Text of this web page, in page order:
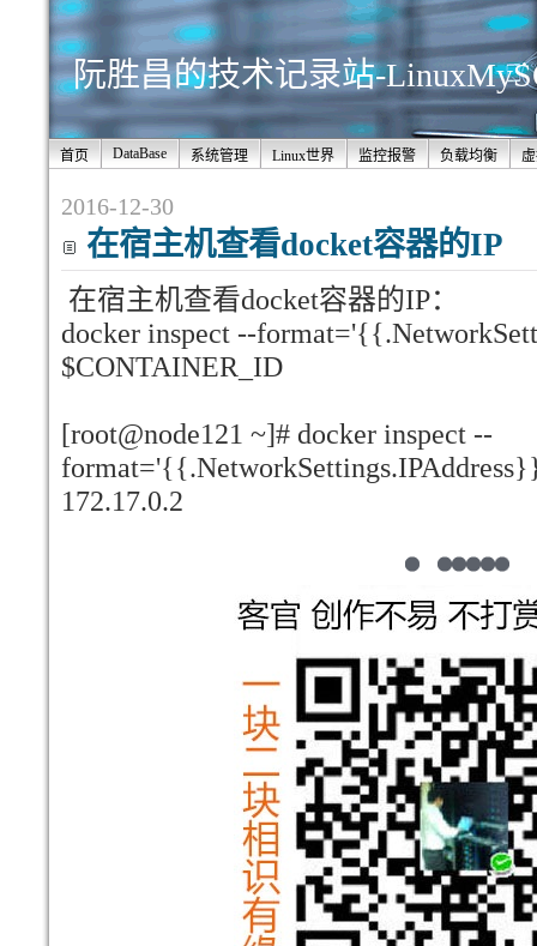
阮胜昌的技术记录站-
首页 DataBase 系统管理 Linux世界 监控报警 负载均衡
2016-12-30
在宿主机查看docket容器的IP
在宿主机查看docket容器的IP：
docker inspect --
$CONTAINER_ID
[root@node121 ~]# docker inspect --
172.17.0.2